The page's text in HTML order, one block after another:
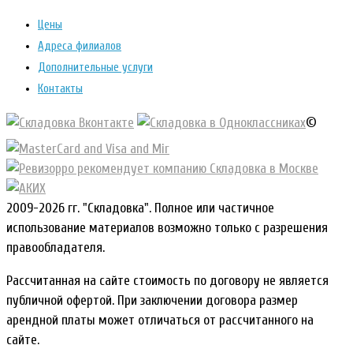
Цены
Адреса филиалов
Дополнительные услуги
Контакты
©
2009-2026 гг. "Складовка". Полное или частичное
использование материалов возможно только с разрешения
правообладателя.
Рассчитанная на сайте стоимость по договору не является
публичной офертой. При заключении договора размер
арендной платы может отличаться от рассчитанного на
сайте.